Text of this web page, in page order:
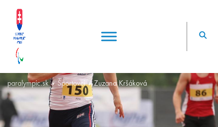
paralympic.sk Športovci Zuzana Kršáková